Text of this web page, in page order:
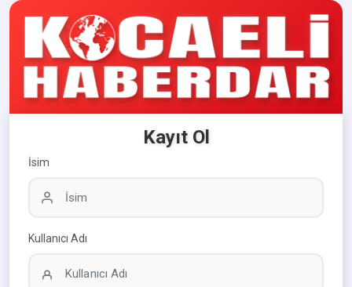
Kayıt Ol
İsim
Kullanıcı Adı